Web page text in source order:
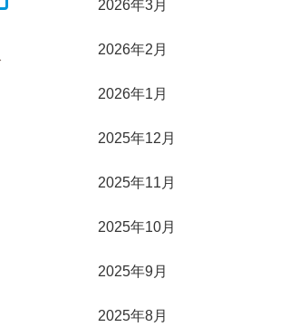
2026年3月
2026年2月
2026年1月
2025年12月
2025年11月
2025年10月
2025年9月
2025年8月